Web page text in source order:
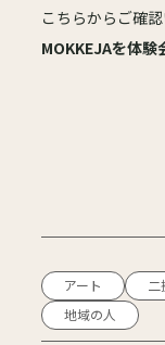
こちらからご確認
MOKKEJAを体験
アート
地域の人